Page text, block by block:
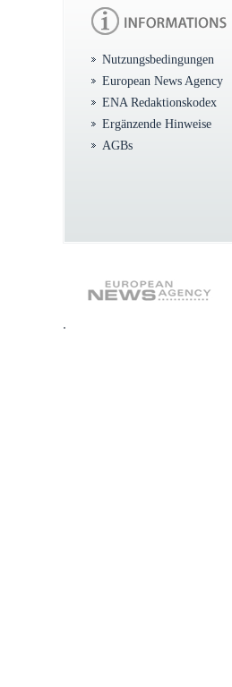
Nutzungsbedingungen
European News Agency
ENA Redaktionskodex
Ergänzende Hinweise
AGBs
.